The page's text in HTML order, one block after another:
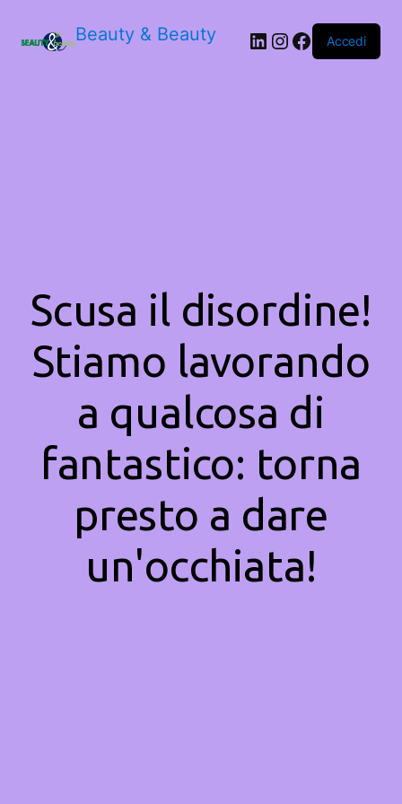
Beauty & Beauty LinkedIn
Instagram
Facebook
Accedi
Scusa il disordine!
Stiamo lavorando
a qualcosa di
fantastico: torna
presto a dare
un'occhiata!